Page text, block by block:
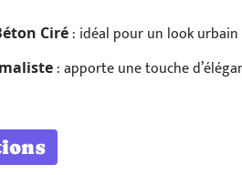
Ciré : idéal pour un look
: apporte une touche